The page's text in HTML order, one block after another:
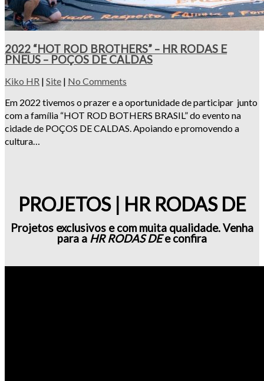
2022 “HOT ROD BROTHERS” – HR RODAS E
PNEUS – POÇOS DE CALDAS
Kiko HR | Site | No Comments
Em 2022 tivemos o prazer e a oportunidade de participar junto
com a família “HOT ROD BOTHERS BRASIL” do evento na
cidade de POÇOS DE CALDAS. Apoiando e promovendo a
cultura…
PROJETOS | HR RODAS DE
Projetos exclusivos e com muita qualidade. Venha
para a HR RODAS DEe confira